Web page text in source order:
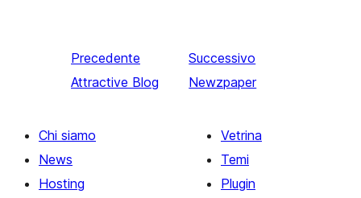
Precedente
Attractive Blog
Successivo
Newzpaper
Chi siamo
News
Hosting
Vetrina
Temi
Plugin